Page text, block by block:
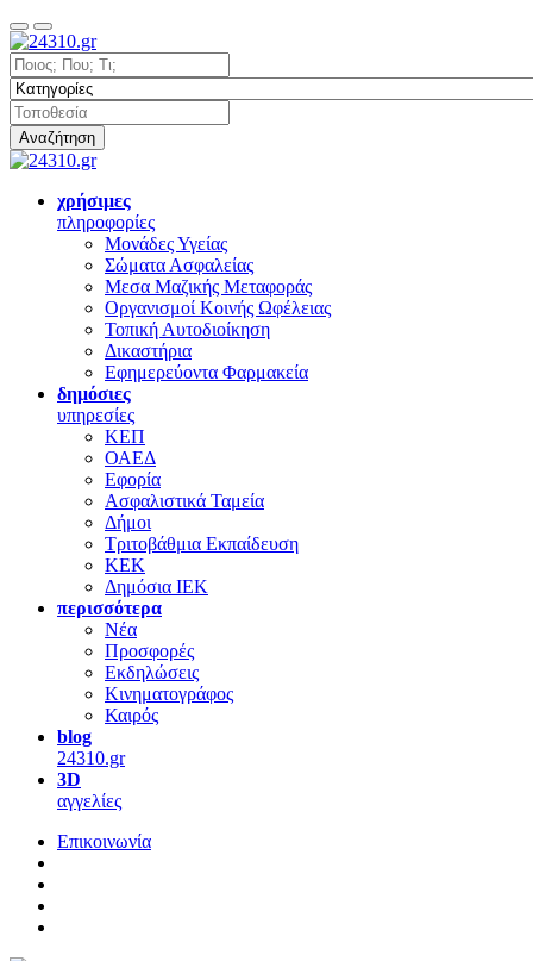
Αναζήτηση
χρήσιμες
πληροφορίες
Μονάδες Υγείας
Σώματα Ασφαλείας
Μεσα Μαζικής Μεταφοράς
Οργανισμοί Κοινής Ωφέλειας
Τοπική Αυτοδιοίκηση
Δικαστήρια
Εφημερεύοντα Φαρμακεία
δημόσιες
υπηρεσίες
ΚΕΠ
ΟΑΕΔ
Εφορία
Ασφαλιστικά Ταμεία
Δήμοι
Τριτοβάθμια Εκπαίδευση
ΚΕΚ
Δημόσια ΙΕΚ
περισσότερα
Νέα
Προσφορές
Εκδηλώσεις
Κινηματογράφος
Καιρός
blog
24310.gr
3D
αγγελίες
Επικοινωνία